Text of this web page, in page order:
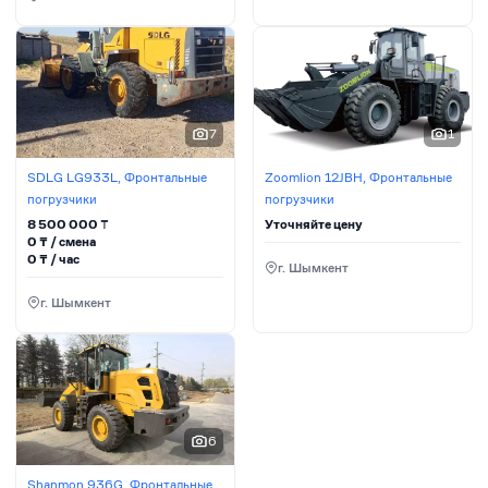
7
SDLG LG933L, Фронтальные
погрузчики
8 500 000 ₸
0 ₸ / сменa
0 ₸ / час
г. Шымкент
1
Zoomlion 12JBH, Фронтальные
погрузчики
Уточняйте цену
г. Шымкент
6
Shanmon 936G, Фронтальные